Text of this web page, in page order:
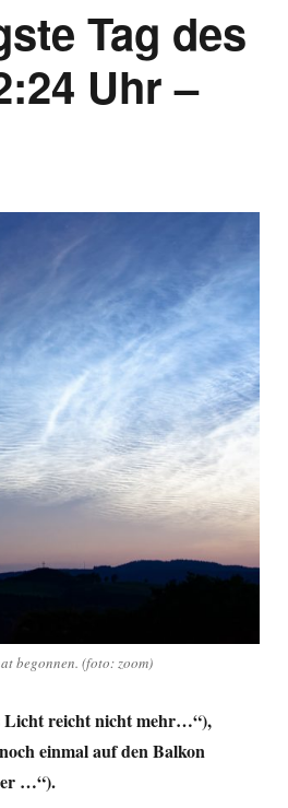
Tag des
Uhr –
begonnen. (foto: zoom)
Licht reicht nicht mehr…“),
einmal auf den Balkon
…“).